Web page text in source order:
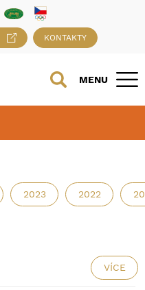
KONTAKTY
MENU
2023 2022
VÍCE